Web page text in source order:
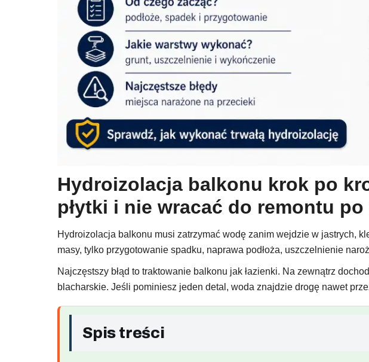
Hydroizolacja balkonu krok po
płytki i nie wracać do remontu po
Hydroizolacja balkonu musi zatrzymać wodę zanim wejdzie w jastrych,
masy, tylko przygotowanie spadku, naprawa podłoża, uszczelnienie
Najczęstszy błąd to traktowanie balkonu jak łazienki. Na zewnątrz
blacharskie. Jeśli pominiesz jeden detal, woda znajdzie drogę nawet
Spis treści